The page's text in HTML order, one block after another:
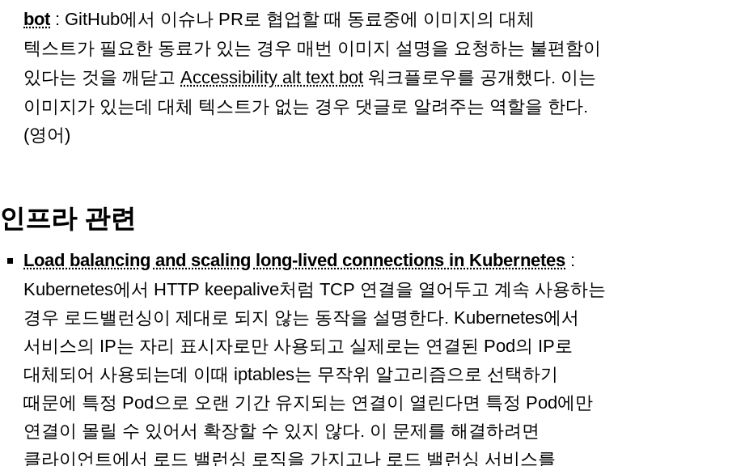
bot : GitHub에서 이슈나 PR로 협업할 때 동료중에 이미지의 대체
텍스트가 필요한 동료가 있는 경우 매번 이미지 설명을 요청하는 불편함이
있다는 것을 깨닫고 Accessibility alt text bot 워크플로우를 공개했다. 이는
이미지가 있는데 대체 텍스트가 없는 경우 댓글로 알려주는 역할을 한다.
(영어)
인프라 관련
Load balancing and scaling long-lived connections in Kubernetes :
Kubernetes에서 HTTP keepalive처럼 TCP 연결을 열어두고 계속 사용하는
경우 로드밸런싱이 제대로 되지 않는 동작을 설명한다. Kubernetes에서
서비스의 IP는 자리 표시자로만 사용되고 실제로는 연결된 Pod의 IP로
대체되어 사용되는데 이때 iptables는 무작위 알고리즘으로 선택하기
때문에 특정 Pod으로 오랜 기간 유지되는 연결이 열린다면 특정 Pod에만
연결이 몰릴 수 있어서 확장할 수 있지 않다. 이 문제를 해결하려면
클라이언트에서 로드 밸런싱 로직을 가지고나 로드 밸런싱 서비스를